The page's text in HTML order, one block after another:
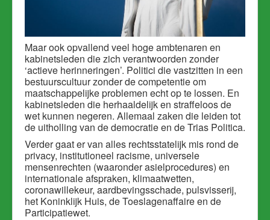
Maar ook opvallend veel hoge ambtenaren en
kabinetsleden die zich verantwoorden zonder
‘actieve herinneringen’. Politici die vastzitten in een
bestuurscultuur zonder de competentie om
maatschappelijke problemen echt op te lossen. En
kabinetsleden die herhaaldelijk en straffeloos de
wet kunnen negeren. Allemaal zaken die leiden tot
de uitholling van de democratie en de Trias Politica.
Verder gaat er van alles rechtsstatelijk mis rond de
privacy, institutioneel racisme, universele
mensenrechten (waaronder asielprocedures) en
internationale afspraken, klimaatwetten,
coronawillekeur, aardbevingsschade, pulsvisserij,
het Koninklijk Huis, de Toeslagenaffaire en de
Participatiewet.